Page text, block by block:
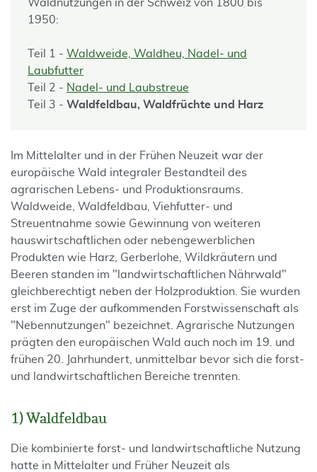
Waldnutzungen in der Schweiz von 1800 bis
1950:
Teil 1 - Waldweide, Waldheu, Nadel- und
Laubfutter
Teil 2 - Nadel- und Laubstreue
Teil 3 - Waldfeldbau, Waldfrüchte und Harz
Im Mittelalter und in der Frühen Neuzeit war der
europäische Wald integraler Bestandteil des
agrarischen Lebens- und Produktionsraums.
Waldweide, Waldfeldbau, Viehfutter- und
Streuentnahme sowie Gewinnung von weiteren
hauswirtschaftlichen oder nebengewerblichen
Produkten wie Harz, Gerberlohe, Wildkräutern und
Beeren standen im "landwirtschaftlichen Nährwald"
gleichberechtigt neben der Holzproduktion. Sie wurden
erst im Zuge der aufkommenden Forstwissenschaft als
"Nebennutzungen" bezeichnet. Agrarische Nutzungen
prägten den europäischen Wald auch noch im 19. und
frühen 20. Jahrhundert, unmittelbar bevor sich die forst-
und landwirtschaftlichen Bereiche trennten.
1) Waldfeldbau
Die kombinierte forst- und landwirtschaftliche Nutzung
hatte in Mittelalter und Früher Neuzeit als